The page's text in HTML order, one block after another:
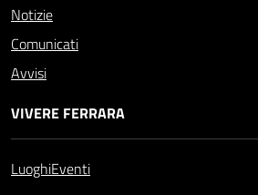
Notizie
Comunicati
Avvisi
VIVERE FERRARA
LuoghiEventi